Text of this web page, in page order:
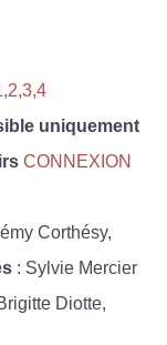
uniquement
CONNEXION
Corthésy,
: Sylvie Mercier
Diotte,